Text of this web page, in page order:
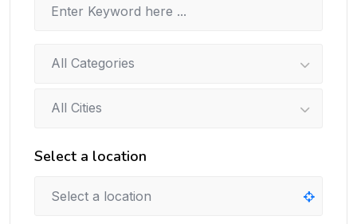
All Categories
All Cities
Select a location